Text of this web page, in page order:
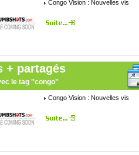
Congo Vision : Nouvelles vis
+ partagés
le tag "congo"
Congo Vision : Nouvelles vis